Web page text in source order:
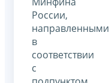
России,
направленными
в
соответствии
с